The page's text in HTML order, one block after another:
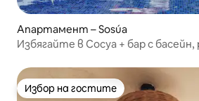
Апартамент – Sosúa
Избягайте в Сосуа + бар с
Избор на гостите
Избор на гостите